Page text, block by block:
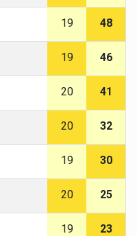
19 48
19 46
20 41
20 32
19 30
20 25
19 23